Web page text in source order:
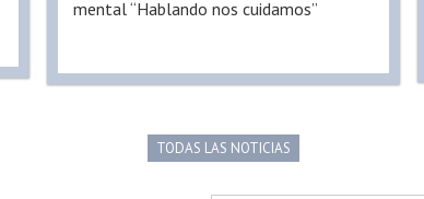
mental “Hablando nos cuidamos”
TODAS LAS NOTICIAS